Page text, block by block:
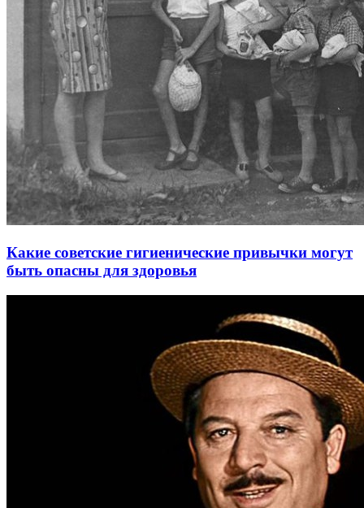
Какие советские гигиенические привычки могут
быть опасны для здоровья